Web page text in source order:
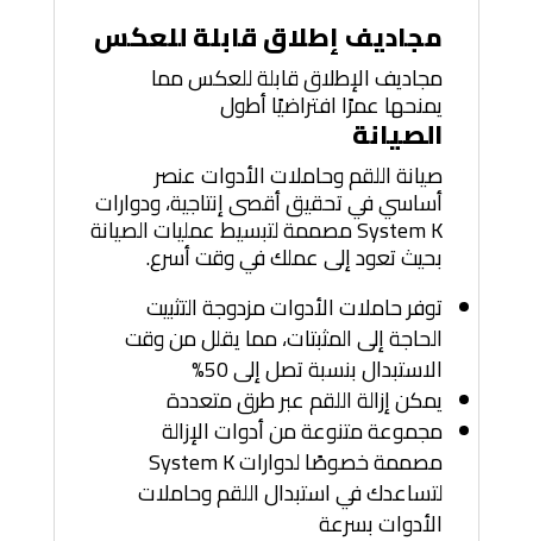
مجاديف إطلاق قابلة للعكس
مجاديف الإطلاق قابلة للعكس مما
يمنحها عمرًا افتراضيًا أطول
الصيانة
صيانة اللقم وحاملات الأدوات عنصر
أساسي في تحقيق أقصى إنتاجية، ودوارات
System K مصممة لتبسيط عمليات الصيانة
بحيث تعود إلى عملك في وقت أسرع.
توفر حاملات الأدوات مزدوجة التثبيت
الحاجة إلى المثبتات، مما يقلل من وقت
الاستبدال بنسبة تصل إلى 50%
يمكن إزالة اللقم عبر طرق متعددة
مجموعة متنوعة من أدوات الإزالة
مصممة خصوصًا لدوارات System K
لتساعدك في استبدال اللقم وحاملات
الأدوات بسرعة